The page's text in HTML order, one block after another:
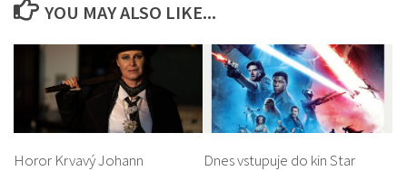
YOU MAY ALSO LIKE...
Horor Krvavý Johann
Dnes vstupuje do kin Star